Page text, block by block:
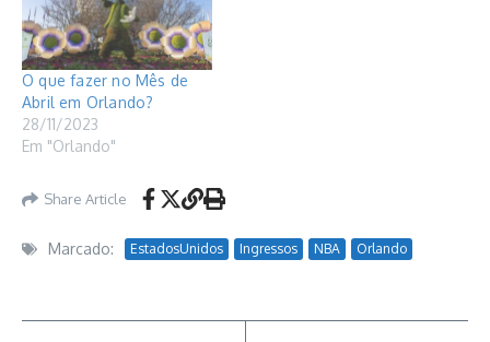
O que fazer no Mês de
Abril em Orlando?
28/11/2023
Em "Orlando"
Share Article
Marcado: EstadosUnidos Ingressos NBA Orlando